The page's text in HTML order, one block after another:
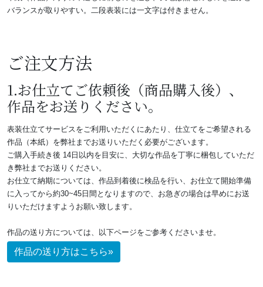
バランスが取りやすい。二段表装には一文字は付きません。
ご注文方法
1.お仕立てご依頼後（商品購入後）、
作品をお送りください。
表装仕立てサービスをご利用いただくにあたり、仕立てをご希望される
作品（本紙）を弊社までお送りいただく必要がございます。
ご購入手続き後 14日以内を目安に、大切な作品を丁寧に梱包していただ
き弊社までお送りください。
お仕立て納期については、作品到着後に検品を行い、お仕立て開始準備
に入ってから約30~45日間となりますので、お急ぎの場合は早めにお送
りいただけますようお願い致します。
作品の送り方については、以下ページをご参考くださいませ。
作品の送り方はこちら»